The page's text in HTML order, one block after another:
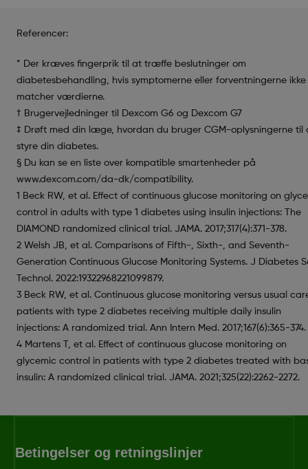
Referencer:
* Der kræves fingerprik til at træffe beslutninger om
diabetesbehandling, hvis symptomerne eller forventningerne ikke
matcher værdierne.
† Brugervejledninger til Dexcom G6 og Dexcom G7
‡ Drøft med din læge, hvordan du bruger CGM-oplysningerne til
styre din diabetes.
§ Du kan se en liste over kompatible smartenheder på
www.dexcom.com/da-dk/compatibility.
1 Beck RW, et al. Effect of continuous glucose monitoring on
control in adults with type 1 diabetes using insulin injections: The
DIAMOND randomized clinical trial. JAMA. 2017;317(4):371-378.
2 Welsh JB, et al. Comparisons of Fifth-, Sixth-, and Seventh-
Generation Continuous Glucose Monitoring Systems. J Diabetes
Technol. 2022:19322968221099879.
3 Beck RW, et al. Continuous glucose monitoring versus usual
patients with type 2 diabetes receiving multiple daily insulin
injections: A randomized trial. Ann Intern Med. 2017;167(6):365-374.
4 Martens T, et al. Effect of continuous glucose monitoring on
glycemic control in patients with type 2 diabetes treated with
insulin: A randomized clinical trial. JAMA. 2021;325(22):2262-2272.
Betingelser og retningslinjer